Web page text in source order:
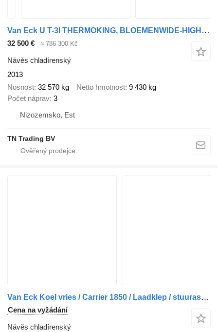
Van Eck U T-3I THERMOKING, BLOEMENWIDE-HIGH, TAILGATE, LIFT BAG
32 500 € ≈ 786 300 Kč
Návěs chladírenský
2013
Nosnost 32 570 kg Netto hmotnost 9 430 kg
Počet náprav 3
Nizozemsko, Est
TN Trading BV
Van Eck Koel vries / Carrier 1850 / Laadklep / stuuras / lift as / NL Tr
Cena na vyžádání
Návěs chladírenský